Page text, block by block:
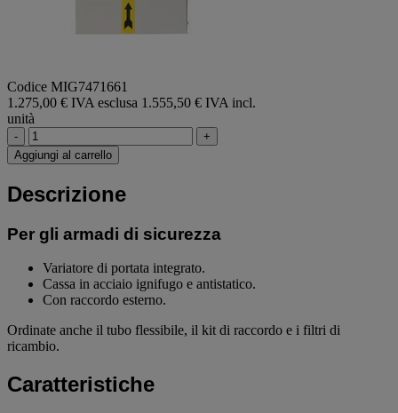
Codice MIG7471661
1.275,00 € IVA esclusa 1.555,50 € IVA incl.
unità
-
+
Aggiungi al carrello
Descrizione
Per gli armadi di sicurezza
Variatore di portata integrato.
Cassa in acciaio ignifugo e antistatico.
Con raccordo esterno.
Ordinate anche il tubo flessibile, il kit di raccordo e i filtri di
ricambio.
Caratteristiche